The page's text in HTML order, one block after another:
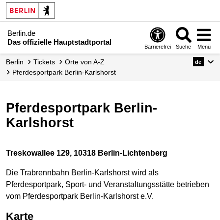
Berlin.de
Das offizielle Hauptstadtportal
Barrierefrei Suche Menü
Berlin Tickets
Orte von A-Z
Pferdesportpark Berlin-Karlshorst
de
Pferdesportpark Berlin-
Karlshorst
Treskowallee 129, 10318 Berlin-Lichtenberg
Die Trabrennbahn Berlin-Karlshorst wird als
Pferdesportpark, Sport- und Veranstaltungsstätte betrieben
vom Pferdesportpark Berlin-Karlshorst e.V.
Karte